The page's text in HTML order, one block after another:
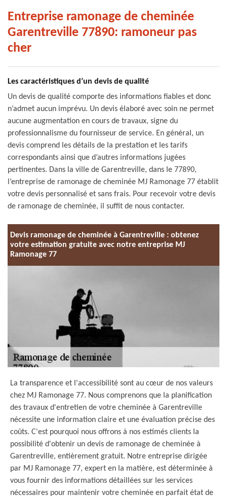
Entreprise ramonage de cheminée
Garentreville 77890: ramoneur pas
cher
Les caractéristiques d’un devis de qualité
Un devis de qualité comporte des informations fiables et donc
n’admet aucun imprévu. Un devis élaboré avec soin ne permet
aucune augmentation en cours de travaux, signe du
professionnalisme du fournisseur de service. En général, un
devis comprend les détails de la prestation et les tarifs
correspondants ainsi que d’autres informations jugées
pertinentes. Dans la ville de Garentreville, dans le 77890,
l’entreprise de ramonage de cheminée MJ Ramonage 77 établit
votre devis personnalisé et sans frais. Pour recevoir votre devis
de ramonage de cheminée, il suffit de nous contacter.
Devis ramonage de cheminée à Garentreville : obtenez
votre estimation gratuite avec notre entreprise MJ
Ramonage 77
La transparence et l'accessibilité sont au cœur de nos valeurs
chez MJ Ramonage 77. Nous comprenons que la planification
des travaux d'entretien de votre cheminée à Garentreville
nécessite une information claire et une évaluation précise des
coûts. C'est pourquoi nous offrons à nos estimés clients la
possibilité d'obtenir un devis de ramonage de cheminée à
Garentreville, entièrement gratuit. Notre entreprise dirigée
par MJ Ramonage 77, expert en la matière, est déterminée à
vous fournir des informations détaillées sur les services
nécessaires pour maintenir votre cheminée en parfait état de